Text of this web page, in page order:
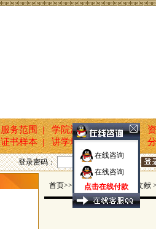
在线咨询
在线咨询
点击在线付款
服务范围 | 学院活动 | 新闻报道 |
证书样本 | 讲学培训 | 国学文化 |
登录密码：
首页>>玄坤命名轩 >> 知识文献